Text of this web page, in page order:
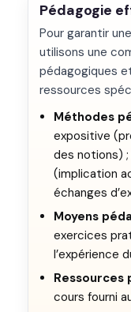
Pédagogie
Pour garantir
utilisons une
pédagogiques
ressources
Méthodes
expositive
des notions)
(implication
échanges
Moyens
exercices
l’expérience
Ressources
cours fourni